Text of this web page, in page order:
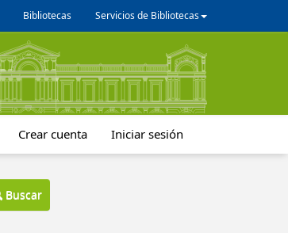
Bibliotecas Servicios de Bibliotecas
Crear cuenta Iniciar sesión
Buscar